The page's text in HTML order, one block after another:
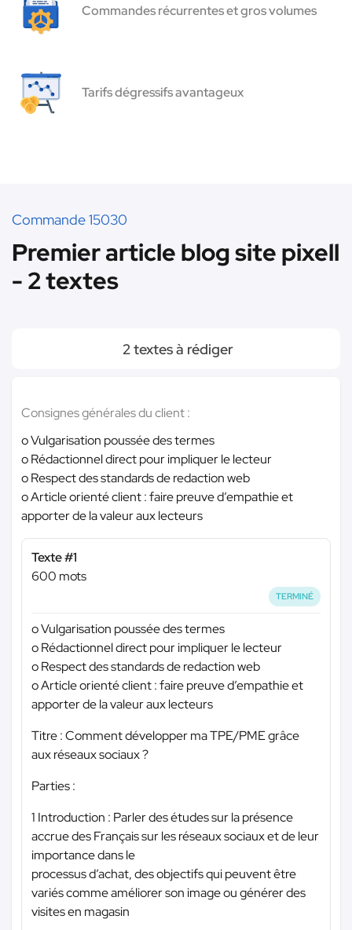
Commandes récurrentes et gros volumes
Tarifs dégressifs avantageux
Commande 15030
Premier article blog site pixell
- 2 textes
2 textes à rédiger
Consignes générales du client :
o Vulgarisation poussée des termes
o Rédactionnel direct pour impliquer le lecteur
o Respect des standards de redaction web
o Article orienté client : faire preuve d’empathie et
apporter de la valeur aux lecteurs
Texte #1
600 mots
TERMINÉ
o Vulgarisation poussée des termes
o Rédactionnel direct pour impliquer le lecteur
o Respect des standards de redaction web
o Article orienté client : faire preuve d’empathie et
apporter de la valeur aux lecteurs
Titre : Comment développer ma TPE/PME grâce
aux réseaux sociaux ?
Parties :
1 Introduction : Parler des études sur la présence
accrue des Français sur les réseaux sociaux et de leur
importance dans le
processus d’achat, des objectifs qui peuvent être
variés comme améliorer son image ou générer des
visites en magasin